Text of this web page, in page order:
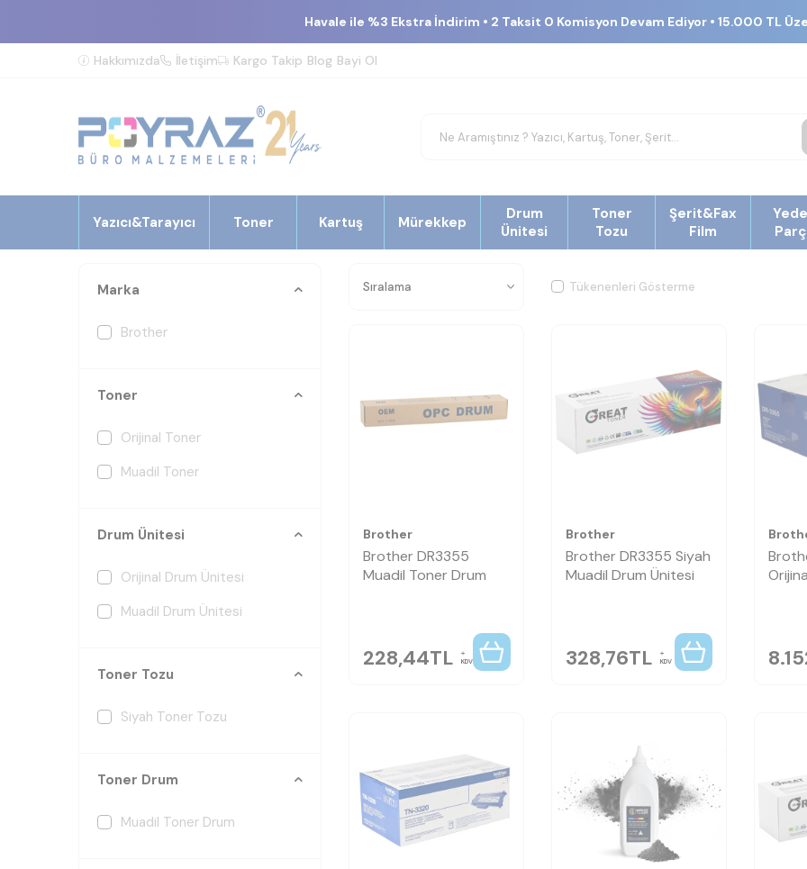
Havale ile %3 Ekstra İndirim • 2 Taksit 0 Komisyon Devam Ediyor • 15.000 TL
Hakkımızda İletişim Kargo Takip Blog Bayi Ol
Yazıcı&Tarayıcı Toner Kartuş Mürekkep
Drum
Ünitesi
Toner
Tozu
Şerit&Fax
Film
Marka
Brother
Toner
Orijinal Toner
Muadil Toner
Drum Ünitesi
Orijinal Drum Ünitesi
Muadil Drum Ünitesi
Toner Tozu
Siyah Toner Tozu
Toner Drum
Muadil Toner Drum
Tükenenleri Gösterme
Brother
Brother DR3355
Muadil Toner Drum
228,44TL KDV
Brother
Brother DR3355 Siyah
Muadil Drum Ünitesi
328,76TL KDV